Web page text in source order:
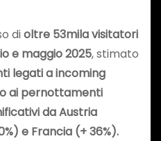
dioltre 53mila visitatori
e maggio 2025, stimato
legati a incoming
ai pernottamenti
da Austria
e Francia (+ 36%).